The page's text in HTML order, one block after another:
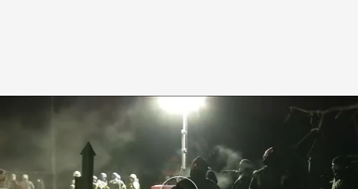
Los servicios de emergencia recuperan los cadáveres entre los escombros
Redacción digital Noticias Cuatro
18 FEB 2024 - 15:10h.